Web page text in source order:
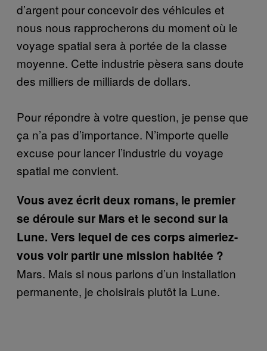
d’argent pour concevoir des véhicules et
nous nous rapprocherons du moment où le
voyage spatial sera à portée de la classe
moyenne. Cette industrie pèsera sans doute
des milliers de milliards de dollars.
Pour répondre à votre question, je pense que
ça n’a pas d’importance. N’importe quelle
excuse pour lancer l’industrie du voyage
spatial me convient.
Vous avez écrit deux romans, le premier
se déroule sur Mars et le second sur la
Lune. Vers lequel de ces corps aimeriez-
vous voir partir une mission habitée ?
Mars. Mais si nous parlons d’un installation
permanente, je choisirais plutôt la Lune.